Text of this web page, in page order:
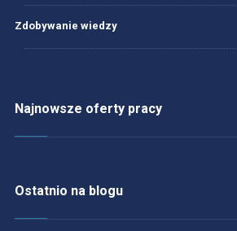
Zdobywanie wiedzy
Najnowsze oferty pracy
Ostatnio na blogu